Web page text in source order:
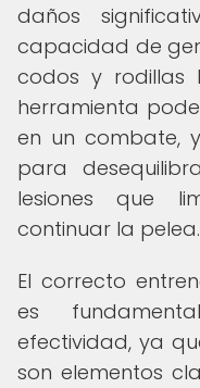
daños
capacidad de
codos y rodillas
herramienta
en un combate,
para
lesiones que
continuar la pelea.
El correcto
es
efectividad, ya
son elementos